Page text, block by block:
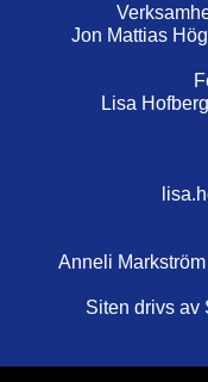
Jon Mattias
Lisa
Anneli
Siten drivs av